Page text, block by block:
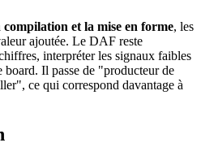
compilation et la mise en forme, les
ajoutée. Le DAF reste
interpréter les signaux faibles
board. Il passe de "producteur de
ce qui correspond davantage à